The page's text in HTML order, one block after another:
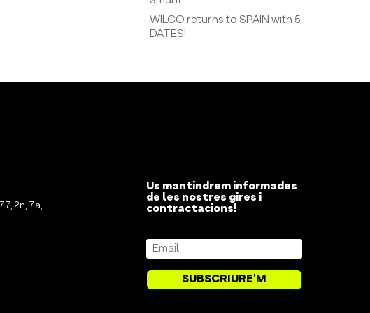
WILCO returns to SPAIN with 5
DATES!
2n, 7a,
Us mantindrem informades
de les nostres gires i
contractacions!
SUBSCRIURE'M